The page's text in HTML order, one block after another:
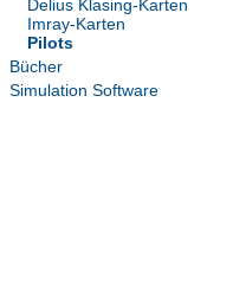
Delius Klasing-Karten
Imray-Karten
Pilots
Bücher
Simulation Software